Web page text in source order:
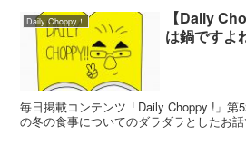
Daily Choppy！
【Daily
は鍋ですよ
毎日掲載コンテンツ「Daily Choppy !」第
の冬の食事についてのダラダラとしたお話